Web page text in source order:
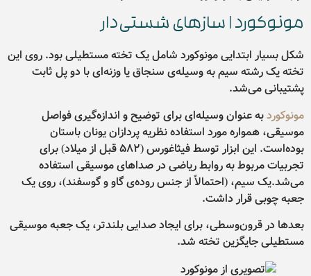
مونوکورد | سازهای شستی‌دار
شکل بسیار ابتدایی مونوکورد شامل یک تخته مستطیلی بود. روی این
تخته یک رشته سیم به وسیله‌ی سنجاق یا وزنه‌ای با دو پل ثابت
پشتیبانی می‌شد.
مونوکوردبه عنوان وسیله‌ای برای توضیح و اندازه‌گیری فواصل
موسیقی، همواره مورد استفاده نظریه پردازان یونان باستان
بوده‌است. این ابزار توسط فیثاغورس (۵۸۲ قبل از میلاد) برای
تجربیات مربوط به روابط ریاضی در صداهای موسیقی استفاده
می‌شد.یک سیم، (احتمالاً از جنس روده‌‌ی گاو و گوسفند)، روی یک
جعبه چوبی قرار داشت.
بعدها در قرون‌وسطی، برای ایجاد صدایی بلندتر، یک جعبه موسیقی
مستطیلی جایگزین تخته شد.